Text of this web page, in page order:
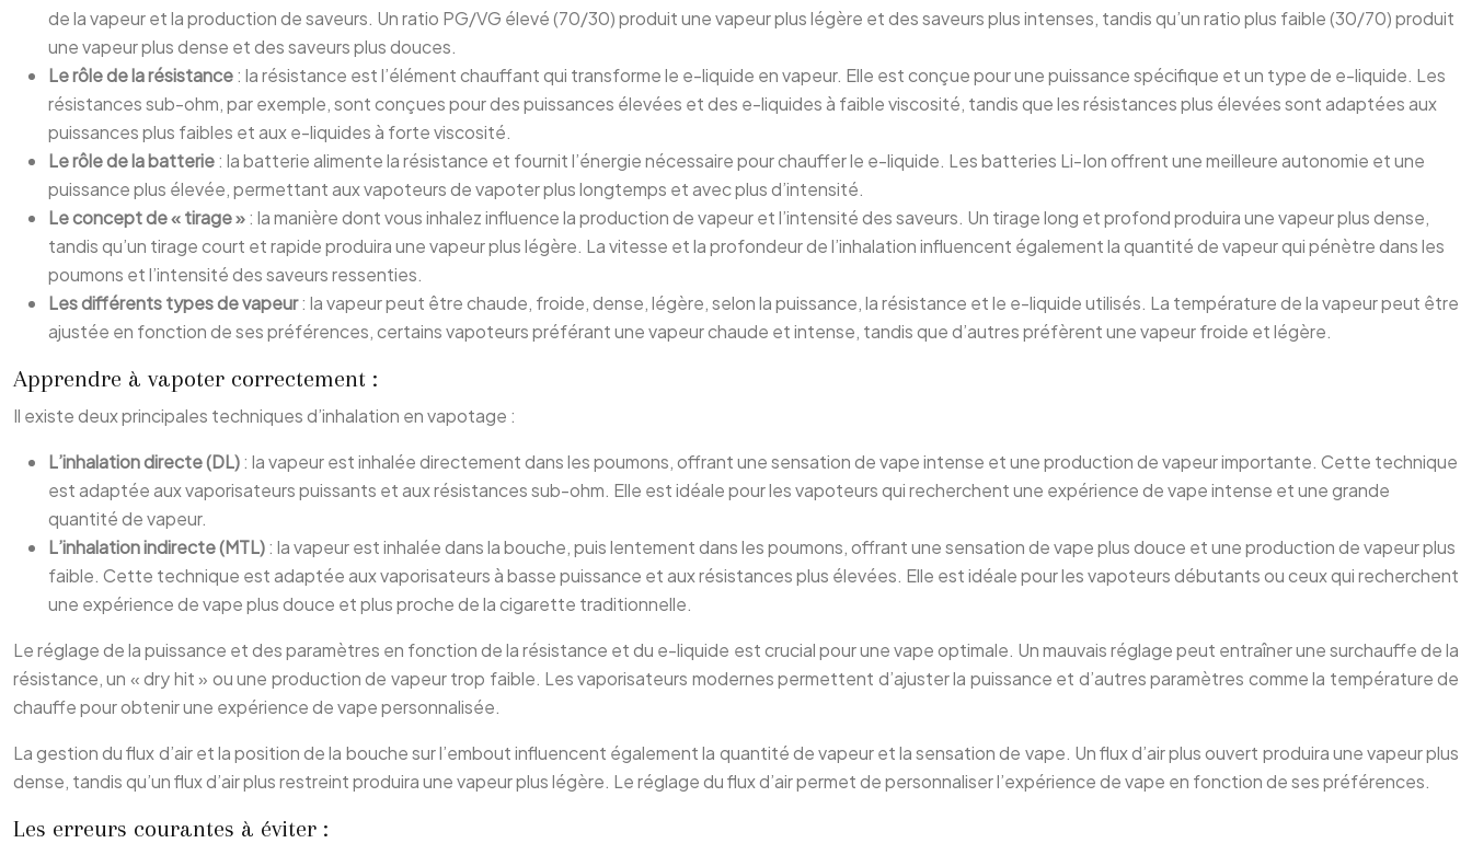
de la vapeur et la production de saveurs. Un ratio PG/VG élevé (70/30) produit une vapeur plus légère et des saveurs plus intenses, tandis qu’un ratio plus faible (30/70) produit
une vapeur plus dense et des saveurs plus douces.
Le rôle de la résistance: la résistance est l’élément chauffant qui transforme le e-liquide en vapeur. Elle est conçue pour une puissance spécifique et un type de e-liquide. Les
résistances sub-ohm, par exemple, sont conçues pour des puissances élevées et des e-liquides à faible viscosité, tandis que les résistances plus élevées sont adaptées aux
puissances plus faibles et aux e-liquides à forte viscosité.
Le rôle de la batterie: la batterie alimente la résistance et fournit l’énergie nécessaire pour chauffer le e-liquide. Les batteries Li-Ion offrent une meilleure autonomie et une
puissance plus élevée, permettant aux vapoteurs de vapoter plus longtemps et avec plus d’intensité.
Le concept de « tirage »: la manière dont vous inhalez influence la production de vapeur et l’intensité des saveurs. Un tirage long et profond produira une vapeur plus dense,
tandis qu’un tirage court et rapide produira une vapeur plus légère. La vitesse et la profondeur de l’inhalation influencent également la quantité de vapeur qui pénètre dans les
poumons et l’intensité des saveurs ressenties.
Les différents types de vapeur: la vapeur peut être chaude, froide, dense, légère, selon la puissance, la résistance et le e-liquide utilisés. La température de la vapeur peut être
ajustée en fonction de ses préférences, certains vapoteurs préférant une vapeur chaude et intense, tandis que d’autres préfèrent une vapeur froide et légère.
Apprendre à vapoter correctement :
Il existe deux principales techniques d’inhalation en vapotage :
L’inhalation directe (DL): la vapeur est inhalée directement dans les poumons, offrant une sensation de vape intense et une production de vapeur importante. Cette technique
est adaptée aux vaporisateurs puissants et aux résistances sub-ohm. Elle est idéale pour les vapoteurs qui recherchent une expérience de vape intense et une grande
quantité de vapeur.
L’inhalation indirecte (MTL): la vapeur est inhalée dans la bouche, puis lentement dans les poumons, offrant une sensation de vape plus douce et une production de vapeur plus
faible. Cette technique est adaptée aux vaporisateurs à basse puissance et aux résistances plus élevées. Elle est idéale pour les vapoteurs débutants ou ceux qui recherchent
une expérience de vape plus douce et plus proche de la cigarette traditionnelle.
Le réglage de la puissance et des paramètres en fonction de la résistance et du e-liquide est crucial pour une vape optimale. Un mauvais réglage peut entraîner une surchauffe de la
résistance, un « dry hit » ou une production de vapeur trop faible. Les vaporisateurs modernes permettent d’ajuster la puissance et d’autres paramètres comme la température de
chauffe pour obtenir une expérience de vape personnalisée.
La gestion du flux d’air et la position de la bouche sur l’embout influencent également la quantité de vapeur et la sensation de vape. Un flux d’air plus ouvert produira une vapeur plus
dense, tandis qu’un flux d’air plus restreint produira une vapeur plus légère. Le réglage du flux d’air permet de personnaliser l’expérience de vape en fonction de ses préférences.
Les erreurs courantes à éviter :